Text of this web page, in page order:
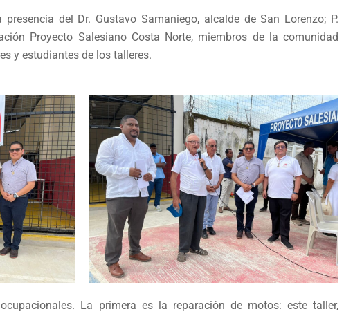
del Dr. Gustavo Samaniego, alcalde de San Lorenzo; P.
Proyecto Salesiano Costa Norte, miembros de la comunidad
y estudiantes de los talleres.
La primera es la reparación de motos: este taller,